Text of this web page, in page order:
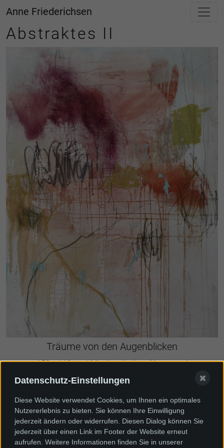
Anne Friederichsen
Abstraktes II
Träume von den Augenblicken
150 x 110 cm | Mischtechnik auf Leinwand
Datenschutz-Einstellungen
Diese Website verwendet Cookies, um Ihnen ein optimales
Nutzererlebnis zu bieten. Sie können Ihre Einwilligung
jederzeit ändern oder widerrufen. Diesen Dialog können Sie
jederzeit über einen Link im Footer der Website erneut
aufrufen. Weitere Informationen finden Sie in unserer
✖